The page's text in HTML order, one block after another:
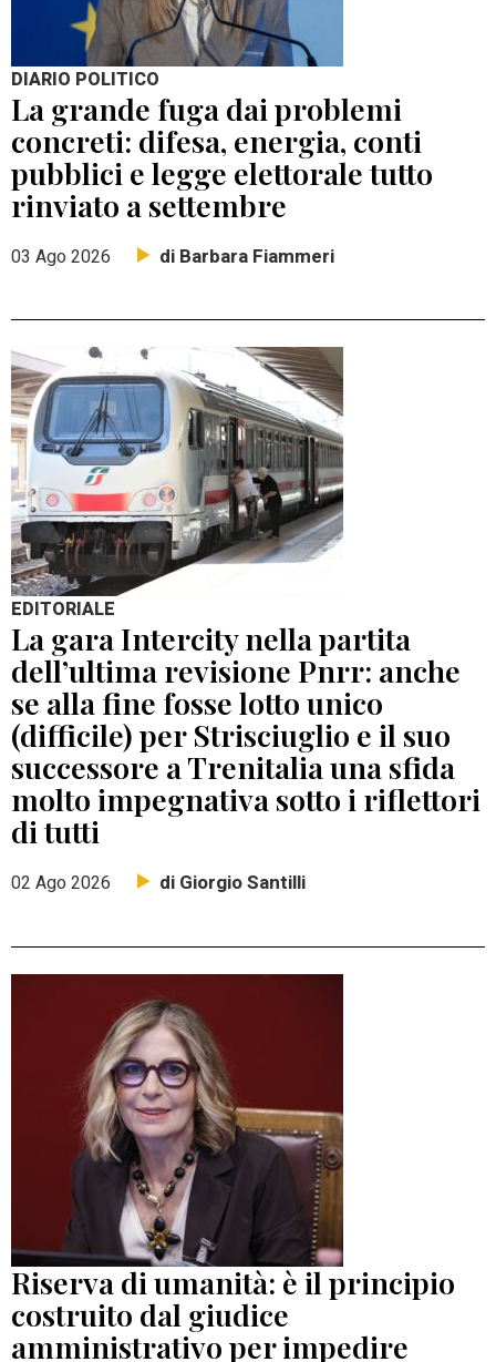
DIARIO POLITICO
La grande fuga dai problemi
concreti: difesa, energia, conti
pubblici e legge elettorale tutto
rinviato a settembre
03 Ago 2026 di Barbara Fiammeri
EDITORIALE
La gara Intercity nella partita
dell’ultima revisione Pnrr: anche
se alla fine fosse lotto unico
(difficile) per Strisciuglio e il suo
successore a Trenitalia una sfida
molto impegnativa sotto i riflettori
di tutti
02 Ago 2026 di Giorgio Santilli
Riserva di umanità: è il principio
costruito dal giudice
amministrativo per impedire